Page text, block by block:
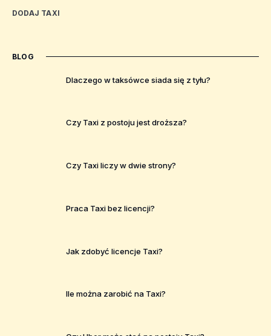
DODAJ TAXI
BLOG
Dlaczego w taksówce siada się z tyłu?
Czy Taxi z postoju jest droższa?
Czy Taxi liczy w dwie strony?
Praca Taxi bez licencji?
Jak zdobyć licencje Taxi?
Ile można zarobić na Taxi?